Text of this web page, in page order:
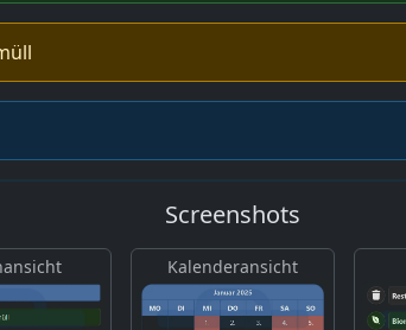
Screenshots
Kalenderansicht